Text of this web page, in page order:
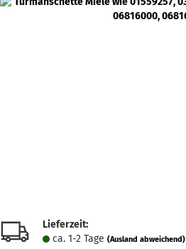
Lieferzeit:
ca. 1-2 Tage (Ausland abweichend)